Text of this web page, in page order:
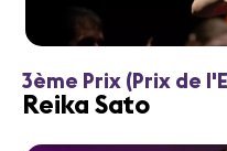
3ème Prix (Prix de
Reika Sato